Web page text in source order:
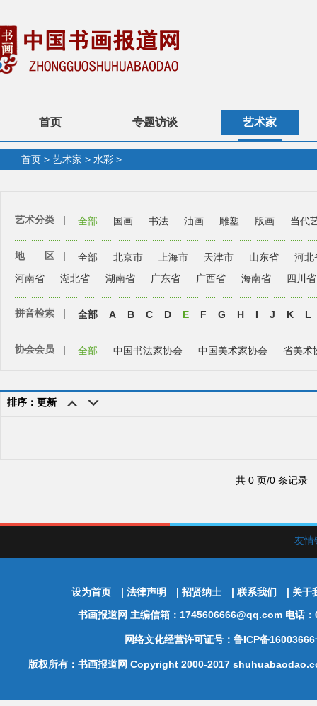
首页 专题访谈 艺术家
首页 > 艺术家 > 水彩 >
艺术分类 | 全部 国画 书法 油画 雕塑 版画 当代
地 区 | 全部 北京市 上海市 天津市 山东省
河北
河南省
湖北省 湖南省 广东省 广西省 海南省 四川省
拼音检索 | 全部 A B C D E F G H I J K L
协会会员 | 全部 中国书法家协会 中国美术家协会 省美术
排序：更新
共 0 页/0 条记录
友
设为首页 | 法律声明 | 招贤纳士 | 联系我们 | 关于
书画报道网 主编信箱：1745606666@qq.com 电话
网络文化经营许可证号：鲁ICP备
版权所有：书画报道网 Copyright 2000-2017